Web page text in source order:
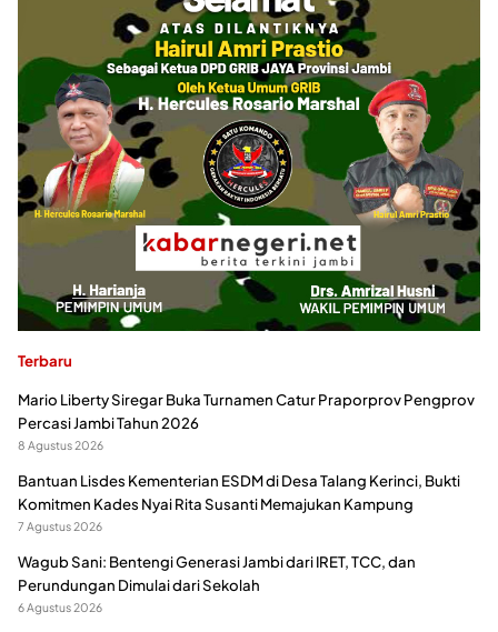
Terbaru
Mario Liberty Siregar Buka Turnamen Catur Praporprov Pengprov
Percasi Jambi Tahun 2026
8 Agustus 2026
Bantuan Lisdes Kementerian ESDM di Desa Talang Kerinci, Bukti
Komitmen Kades Nyai Rita Susanti Memajukan Kampung
7 Agustus 2026
Wagub Sani: Bentengi Generasi Jambi dari IRET, TCC, dan
Perundungan Dimulai dari Sekolah
6 Agustus 2026